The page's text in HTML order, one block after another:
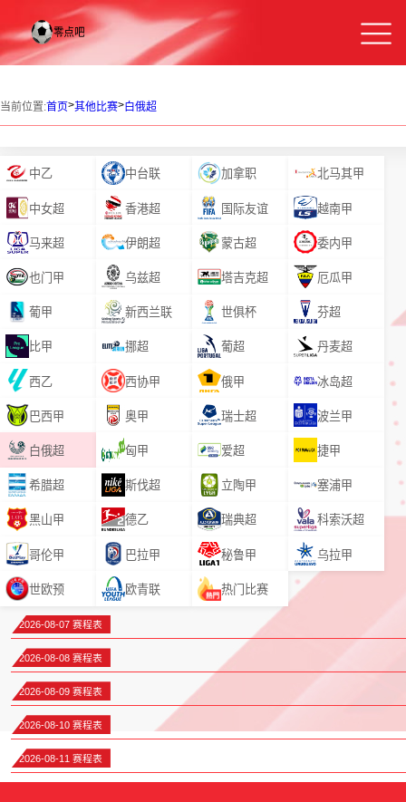
当前位置:首页>其他比赛>白俄超
中乙 中台联 加拿职 北马其甲
中女超 香港超 国际友谊 越南甲
马来超 伊朗超 蒙古超 委内甲
也门甲 乌兹超 塔吉克超 厄瓜甲
葡甲 新西兰联 世俱杯 芬超
比甲 挪超 葡超 丹麦超
西乙 西协甲 俄甲 冰岛超
巴西甲 奥甲 瑞士超 波兰甲
白俄超 匈甲 爱超 捷甲
希腊超 斯伐超 立陶甲 塞浦甲
黑山甲 德乙 瑞典超 科索沃超
哥伦甲 巴拉甲 秘鲁甲 乌拉甲
世欧预 欧青联 热门比赛
2026-08-07 赛程表
2026-08-08 赛程表
2026-08-09 赛程表
2026-08-10 赛程表
2026-08-11 赛程表